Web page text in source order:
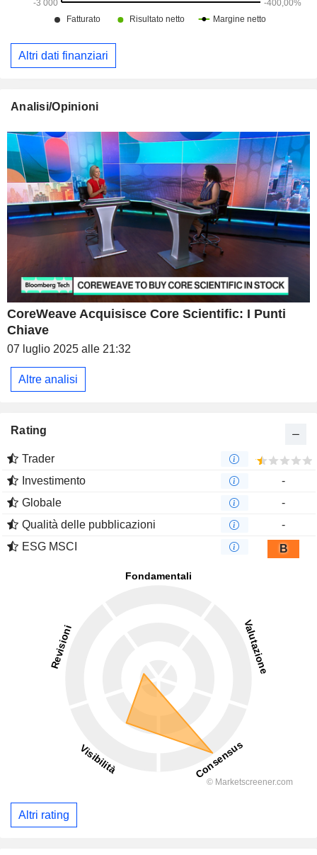
Altri dati finanziari
Analisi/Opinioni
CoreWeave Acquisisce Core Scientific: I Punti
Chiave
07 luglio 2025 alle 21:32
Altre analisi
Rating
Trader
Investimento
-
Globale
-
Qualità delle pubblicazioni
-
ESG MSCI
B
Altri rating